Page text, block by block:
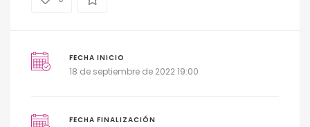
FECHA INICIO
18 de septiembre de 2022 19:00
FECHA FINALIZACIÓN